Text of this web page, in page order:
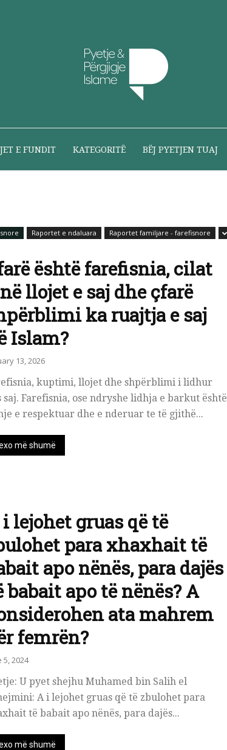
përgjigje
nga
islame
E FUNDIT KATEGORITË BËJ PYETJEN TUAJ
Raportet e ndaluara Raportet familjare - farefisnore
është farefisnia, cilat
llojet e saj dhe çfarë
ka ruajtja e saj
Islam?
13, 2026
kuptimi, llojet dhe shpërblimi i lidhur
saj. Farefisnia, ose ndryshe lidhja e barkut është
e respektuar dhe e nderuar te të gjithë...
më shumë
lejohet gruas që të
para xhaxhait të
apo nënës, para dajës
babait apo të nënës? A
ata mahrem
femrën?
5, 2024
U pyet shejhu Muhamed bin Salih el
A i lejohet gruas që të zbulohet para
të babait apo nënës, para dajës...
më shumë